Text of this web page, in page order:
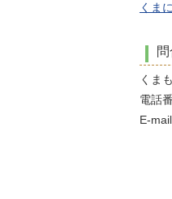
くま
くま
電話
E-